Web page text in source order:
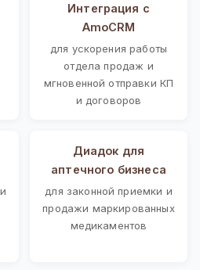
Интеграция с
AmoCRM
для ускорения работы
отдела продаж и
мгновенной отправки КП
и договоров
Диадок для
аптечного бизнеса
для законной приемки и
продажи маркированных
медикаментов